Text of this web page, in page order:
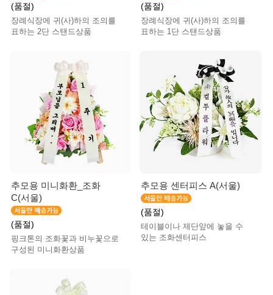
(품절)
장례식장에 귀(사)하의 조의를
표하는 2단 스탠드상품
(품절)
장례식장에 귀(사)하의 조의를
표하는 1단 스탠드상품
추모용 미니화환_조화
C(서울)
(품절)
핑크톤의 조화꽃과 비누꽃으로
구성된 미니화환상품
추모용 센터피스 A(서울)
(품절)
테이블이나 제단앞에 놓을 수
있는 조화센터피스